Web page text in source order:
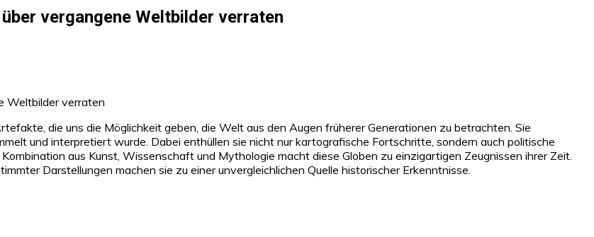
vergangene Weltbilder verraten
die uns die Möglichkeit geben, die Welt aus den Augen früherer Generationen zu betrachten. Sie
und interpretiert wurde. Dabei enthüllen sie nicht nur kartografische Fortschritte, sondern auch politische
aus Kunst, Wissenschaft und Mythologie macht diese Globen zu einzigartigen Zeugnissen ihrer Zeit.
Darstellungen machen sie zu einer unvergleichlichen Quelle historischer Erkenntnisse.